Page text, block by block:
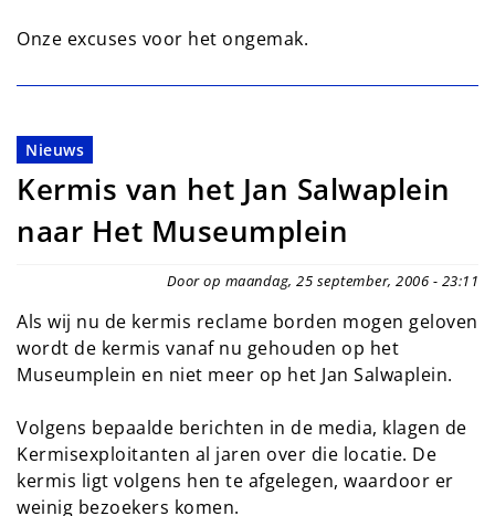
Onze excuses voor het ongemak.
Nieuws
Kermis van het Jan Salwaplein
naar Het Museumplein
Door op maandag, 25 september, 2006 - 23:11
Als wij nu de kermis reclame borden mogen geloven
wordt de kermis vanaf nu gehouden op het
Museumplein en niet meer op het Jan Salwaplein.
Volgens bepaalde berichten in de media, klagen de
Kermisexploitanten al jaren over die locatie. De
kermis ligt volgens hen te afgelegen, waardoor er
weinig bezoekers komen.